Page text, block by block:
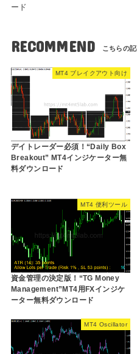
ード
RECOMMEND
MT4 ブレイクアウト向け
デイトレーダー必須！“Daily Box
Breakout” MT4インジケーター無
料ダウンロード
MT4 便利ツール
資金管理の決定版！“TG Money
Management”MT4用FXインジケ
ーター無料ダウンロード
MT4 Oscillator